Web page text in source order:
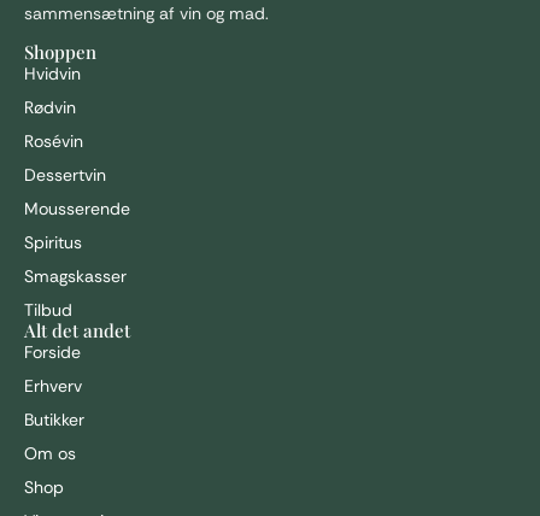
sammensætning af vin og mad.
Shoppen
Hvidvin
Rødvin
Rosévin
Dessertvin
Mousserende
Spiritus
Smagskasser
Tilbud
Alt det andet
Forside
Erhverv
Butikker
Om os
Shop